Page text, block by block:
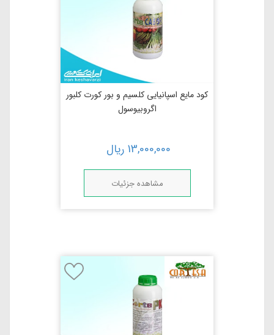
کود مایع اسپانیایی کلسیم و بور كورت كلبور
اگروبیوسول
13,000,000 ریال
مشاهده جزئیات